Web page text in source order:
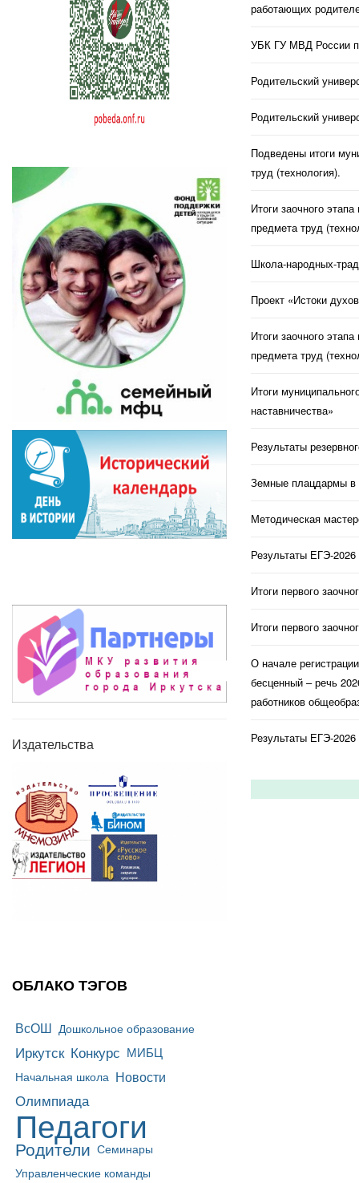
Издательства
ОБЛАКО ТЭГОВ
ВсОШ Дошкольное образование
Иркутск Конкурс МИБЦ
Начальная школа Новости
Олимпиада
Педагоги
Родители Семинары
Управленческие команды
работающих
УБК ГУ МВД России
Родительский
Родительский
Подведены итоги
труд (технология).
Итоги заочного
предмета труд
Школа-народных-
Проект «Истоки
Итоги заочного
предмета труд
Итоги
наставничества»
Результаты
Земные плацдармы в
Методическая
Результаты ЕГЭ-
Итоги первого
Итоги первого
О начале
бесценный – речь
работников
Результаты ЕГЭ-